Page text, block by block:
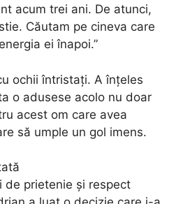
acum trei ani. De atunci,
Căutam pe cineva care
ei înapoi.”
ochii întristați. A înțeles
o adusese acolo nu doar
acest om care avea
să umple un gol imens.
de prietenie și respect